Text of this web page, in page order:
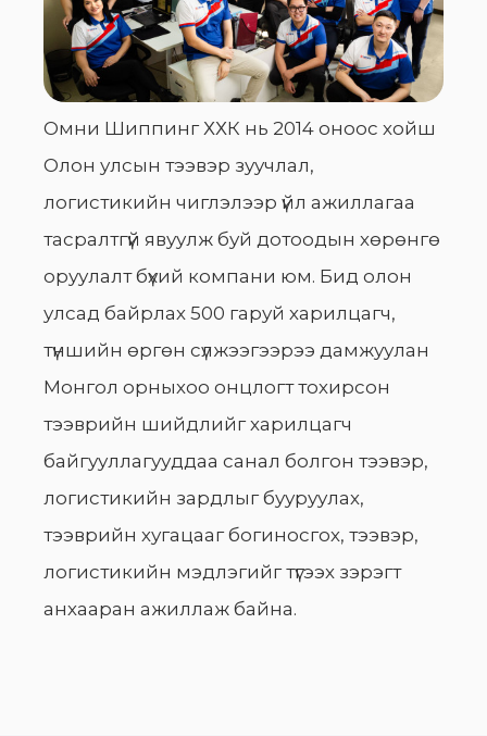
Омни Шиппинг ХХК нь 2014 оноос хойш
Олон улсын тээвэр зуучлал,
логистикийн чиглэлээр үйл ажиллагаа
тасралтгүй явуулж буй дотоодын хөрөнгө
оруулалт бүхий компани юм. Бид олон
улсад байрлах 500 гаруй харилцагч,
түншийн өргөн сүлжээгээрээ дамжуулан
Монгол орныхоо онцлогт тохирсон
тээврийн шийдлийг харилцагч
байгууллагууддаа санал болгон тээвэр,
логистикийн зардлыг бууруулах,
тээврийн хугацааг богиносгох, тээвэр,
логистикийн мэдлэгийг түгээх зэрэгт
анхааран ажиллаж байна.